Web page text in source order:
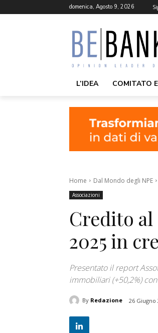
domenica, Agosto 9, 2026
L’IDEA COMITATO
Home Dal Mondo degli NPE
Associazioni
Credito
2025 in
Presentato il report
immobiliari (+50,2%)
By Redazione 26 Giugno